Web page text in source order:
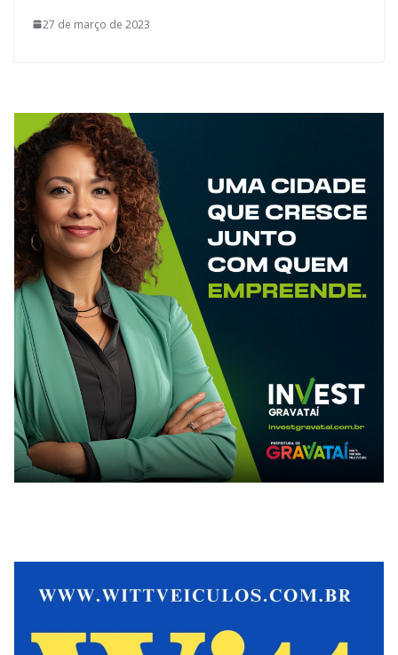
27 de março de 2023